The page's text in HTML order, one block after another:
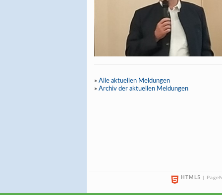
» Alle aktuellen Meldungen
» Archiv der aktuellen Meldungen
HTML5 |